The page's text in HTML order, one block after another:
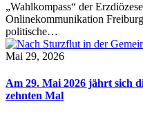
„Wahlkompass“ der
Onlinekommunikation
politische…
Mai 29, 2026
Am 29. Mai 2026 jährt sich
zehnten Mal